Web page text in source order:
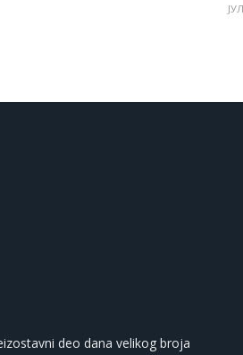
deo dana velikog broja